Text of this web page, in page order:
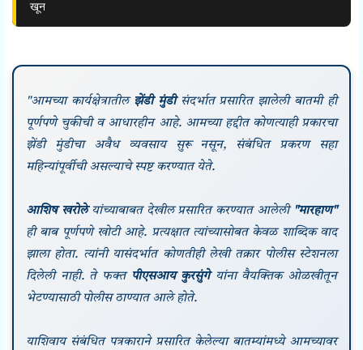
खून
"आमच्या कार्यक्षेत्रातील झेंडी मुंडीसंदर्भात प्रसारित झालेली बातमी ही
पूर्णपणे चुकीची व आधारहीन आहे. आमच्या हद्दीत कोणत्याही प्रकारचा
झेंडी मुंडीचा अवैध व्यवसाय सुरू नसून, संबंधित प्रकरण सहा
महिन्यांपूर्वीची असल्याचे स्पष्ट करण्यात येते.
आशिष खरोलेयांच्याबाबत देखील प्रसारित करण्यात आलेली "मारहाण"
ही बाब पूर्णपणे खोटी आहे. प्रत्यक्षात त्यांच्यासोबत केवळ शाब्दिक वाद
झाला होता. त्यांनी यासंदर्भात कोणतीही लेखी तक्रार पोलीस स्टेशनला
दिलेली नाही. ते फक्त पीएसआय कुरसुंगेयांना वैयक्तिक ओळखीतून
भेटण्यासाठी पोलीस ठाण्यात आले होते.
याशिवाय संबंधित पत्रकाराने प्रसारित केलेल्या बातम्यांमध्ये आमच्यावर